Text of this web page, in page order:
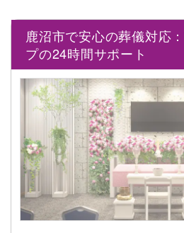
鹿沼市で安心の葬儀対応
プの24時間サポート